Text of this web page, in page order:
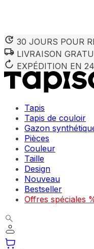
30 JOURS POUR
LIVRAISON
EXPÉDITION EN
Tapis
Tapis de couloir
Gazon
Pièces
Couleur
Taille
Design
Nouveau
Bestseller
Offres spéciales
Nous
partenaires
utilisation
Les
Les
comme